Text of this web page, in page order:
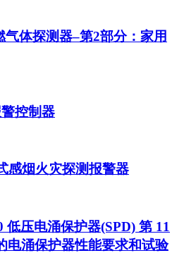
气体探测器–第2部分：家用
控制器
感烟火灾探测报警器
压电涌保护器(SPD) 第 11
电涌保护器性能要求和试验